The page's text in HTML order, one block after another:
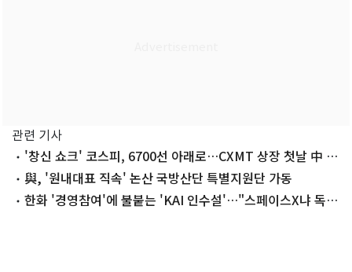
관련 기사
'창신 쇼크' 코스피, 6700선 아래로…CXMT 상장 첫날 中 시
총 1위[장중시황]
與, '원내대표 직속' 논산 국방산단 특별지원단 가동
한화 '경영참여'에 불붙는 'KAI 인수설'…"스페이스X냐 독과